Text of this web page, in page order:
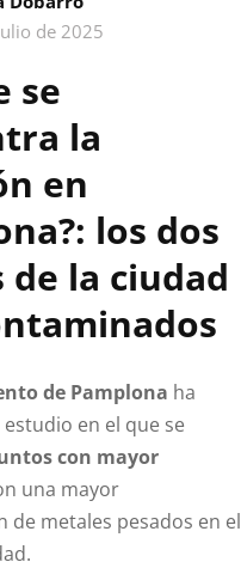
de 2025
se
la
en
los dos
la ciudad
de Pamplona ha
en el que se
con mayor
una mayor
de metales pesados en el